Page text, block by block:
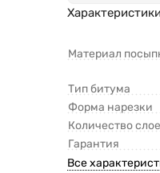
Характеристики
Материал
Тип битума
Форма нарезки
Количество
Гарантия
Все